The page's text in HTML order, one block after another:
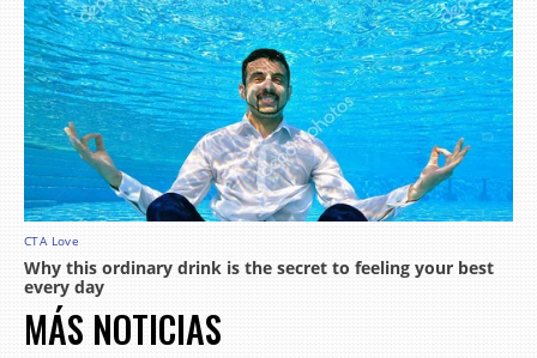
MÁS NOTICIAS